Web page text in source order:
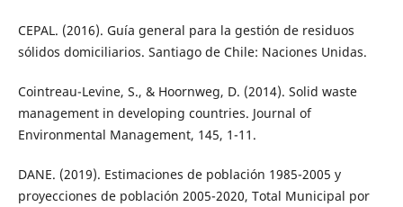
CEPAL. (2016). Guía general para la gestión de residuos
sólidos domiciliarios. Santiago de Chile: Naciones Unidas.
Cointreau-Levine, S., & Hoornweg, D. (2014). Solid waste
management in developing countries. Journal of
Environmental Management, 145, 1-11.
DANE. (2019). Estimaciones de población 1985-2005 y
proyecciones de población 2005-2020, Total Municipal por